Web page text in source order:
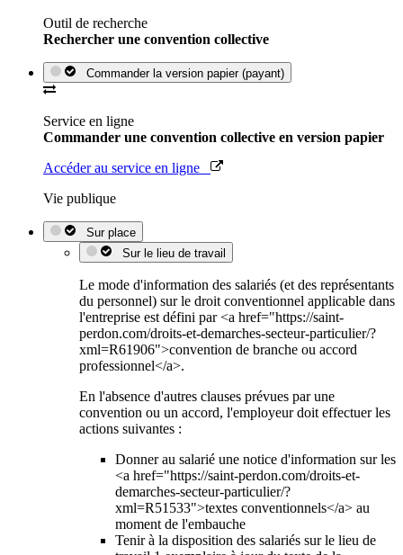
Outil de recherche
Rechercher une convention collective
Commander la version papier (payant)
Service en ligne
Commander une convention collective en version papier
Accéder au service en ligne
Vie publique
Sur place
Sur le lieu de travail
Le mode d'information des salariés (et des représentants
du personnel) sur le droit conventionnel applicable dans
l'entreprise est défini par <a href="https://saint-
perdon.com/droits-et-demarches-secteur-particulier/?
xml=R61906">convention de branche ou accord
professionnel</a>.
En l'absence d'autres clauses prévues par une
convention ou un accord, l'employeur doit effectuer les
actions suivantes :
Donner au salarié une notice d'information sur les
<a href="https://saint-perdon.com/droits-et-
demarches-secteur-particulier/?
xml=R51533">textes conventionnels</a> au
moment de l'embauche
Tenir à la disposition des salariés sur le lieu de